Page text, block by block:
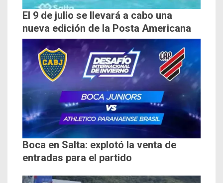
El 9 de julio se llevará a cabo una
nueva edición de la Posta Americana
Boca en Salta: explotó la venta de
entradas para el partido